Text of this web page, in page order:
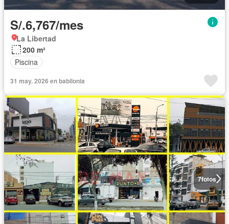
S/.6,767/mes
La Libertad
200 m²
Piscina
31 may. 2026 en babilonia
7fotos